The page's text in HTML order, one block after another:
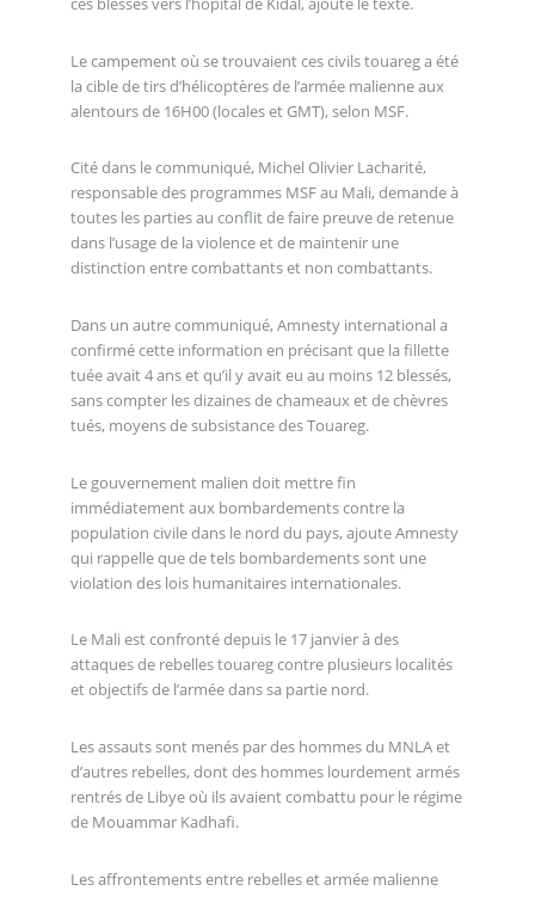
Le campement où se trouvaient ces civils touareg a été
la cible de tirs d’hélicoptères de l’armée malienne aux
alentours de 16H00 (locales et GMT), selon MSF.
Cité dans le communiqué, Michel Olivier Lacharité,
responsable des programmes MSF au Mali, demande à
toutes les parties au conflit de faire preuve de retenue
dans l’usage de la violence et de maintenir une
distinction entre combattants et non combattants.
Dans un autre communiqué, Amnesty international a
confirmé cette information en précisant que la fillette
tuée avait 4 ans et qu’il y avait eu au moins 12 blessés,
sans compter les dizaines de chameaux et de chèvres
tués, moyens de subsistance des Touareg.
Le gouvernement malien doit mettre fin
immédiatement aux bombardements contre la
population civile dans le nord du pays, ajoute Amnesty
qui rappelle que de tels bombardements sont une
violation des lois humanitaires internationales.
Le Mali est confronté depuis le 17 janvier à des
attaques de rebelles touareg contre plusieurs localités
et objectifs de l’armée dans sa partie nord.
Les assauts sont menés par des hommes du MNLA et
d’autres rebelles, dont des hommes lourdement armés
rentrés de Libye où ils avaient combattu pour le régime
de Mouammar Kadhafi.
Les affrontements entre rebelles et armée malienne